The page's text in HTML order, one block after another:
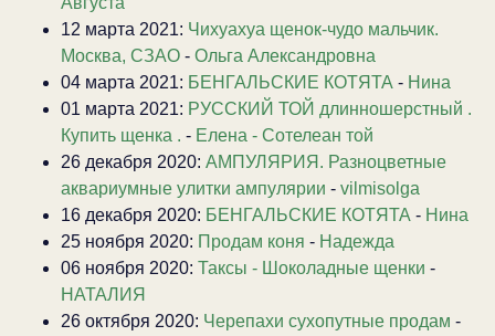
12 марта 2021: Чихуахуа щенок-чудо мальчик.
Москва, СЗАО - Ольга Александровна
04 марта 2021: БЕНГАЛЬСКИЕ КОТЯТА - Нина
01 марта 2021: РУССКИЙ ТОЙ длинношерстный .
Купить щенка . - Елена - Сотелеан той
26 декабря 2020: АМПУЛЯРИЯ. Разноцветные
аквариумные улитки ампулярии - vilmisolga
16 декабря 2020: БЕНГАЛЬСКИЕ КОТЯТА - Нина
25 ноября 2020: Продам коня - Надежда
06 ноября 2020: Таксы - Шоколадные щенки -
НАТАЛИЯ
26 октября 2020: Черепахи сухопутные продам -